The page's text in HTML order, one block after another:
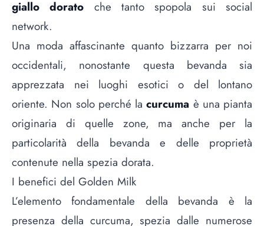
giallo dorato che tanto spopola sui social
network.
Una moda affascinante quanto bizzarra per noi
occidentali, nonostante questa bevanda sia
apprezzata nei luoghi esotici o del lontano
oriente. Non solo perché lacurcuma è una pianta
originaria di quelle zone, ma anche per la
particolarità della bevanda e delle proprietà
contenute nella spezia dorata.
I benefici del Golden Milk
L’elemento fondamentale della bevanda è la
presenza della curcuma, spezia dalle numerose